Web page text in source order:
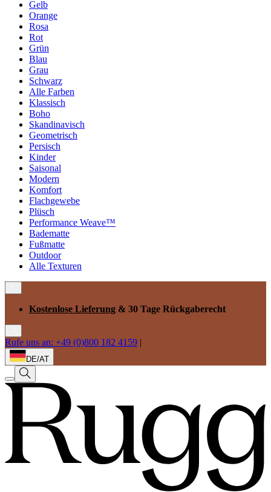
Gelb
Orange
Rosa
Rot
Grün
Blau
Grau
Schwarz
Alle Farben
Klassisch
Boho
Skandinavisch
Geometrisch
Persisch
Kinder
Saisonal
Modern
Komfort
Flachgewebe
Plüsch
Performance Weave™
Badematte
Fußmatte
Outdoor
Alle Texturen
Kostenlose Lieferung & 30 Tage Rückgaberecht
Rufe uns an: +49 (0)800 182 4159 |
DE/AT